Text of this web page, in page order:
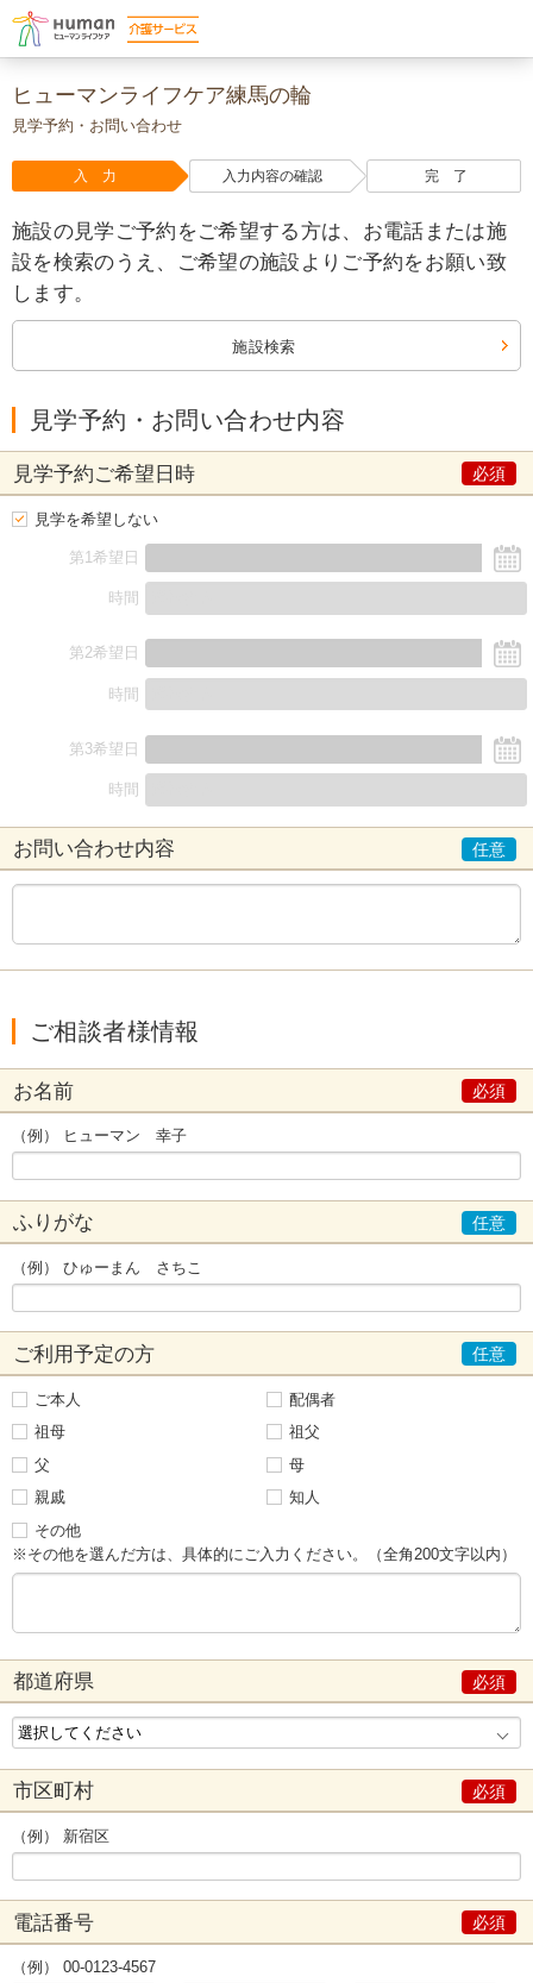
ヒューマンライフケア練馬の輪
見学予約・お問い合わせ
入 力 入力内容の確認 完 了
施設の見学ご予約をご希望する方は、お電話または施
設を検索のうえ、ご希望の施設よりご予約をお願い致
します。
施設検索
見学予約・お問い合わせ内容
見学予約ご希望日時
見学を希望しない
第1希望日
時間
第2希望日
時間
第3希望日
時間
お問い合わせ内容
ご相談者様情報
お名前
（例） ヒューマン 幸子
ふりがな
（例） ひゅーまん さちこ
ご利用予定の方
ご本人
配偶者
祖母
祖父
父
母
親戚
知人
その他
※その他を選んだ方は、具体的にご入力ください。（全角200文字以内）
都道府県
市区町村
（例） 新宿区
電話番号
（例） 00-0123-4567